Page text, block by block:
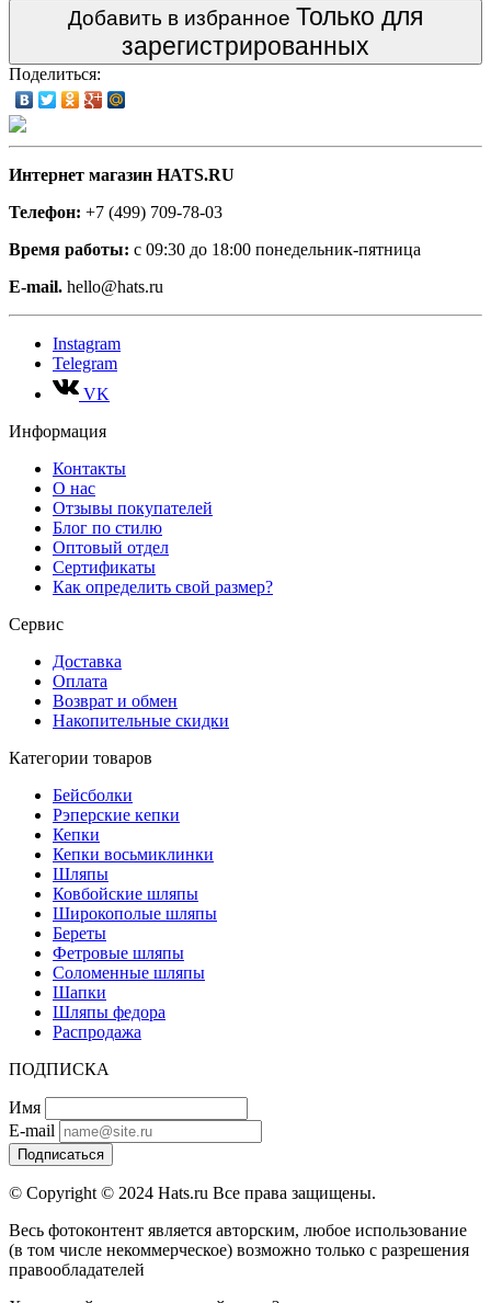
Добавить в избранное Только для
зарегистрированных
Поделиться:
Интернет магазин HATS.RU
Телефон: +7 (499) 709-78-03
Время работы: с 09:30 до 18:00 понедельник-пятница
E-mail. hello@hats.ru
Instagram
Telegram
VK
Информация
Контакты
О нас
Отзывы покупателей
Блог по стилю
Оптовый отдел
Сертификаты
Как определить свой размер?
Сервис
Доставка
Оплата
Возврат и обмен
Накопительные скидки
Категории товаров
Бейсболки
Рэперские кепки
Кепки
Кепки восьмиклинки
Шляпы
Ковбойские шляпы
Широкополые шляпы
Береты
Фетровые шляпы
Соломенные шляпы
Шапки
Шляпы федора
Распродажа
ПОДПИСКА
Имя
E-mail
Подписаться
© Copyright © 2024 Hats.ru Все права защищены.
Весь фотоконтент является авторским, любое использование
(в том числе некоммерческое) возможно только с разрешения
правообладателей